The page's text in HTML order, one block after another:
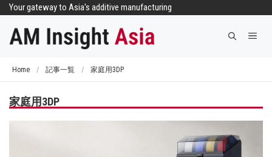
へ
Your gateway to Asia's additive manufacturing
メ
Home / 記事一覧 / 家庭用3DP
家庭用3DP